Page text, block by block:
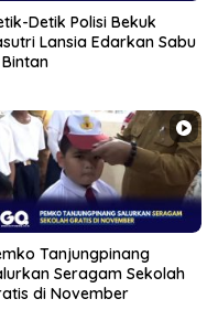
Detik Polisi Bekuk
Lansia Edarkan Sabu
Tanjungpinang
Seragam Sekolah
di November